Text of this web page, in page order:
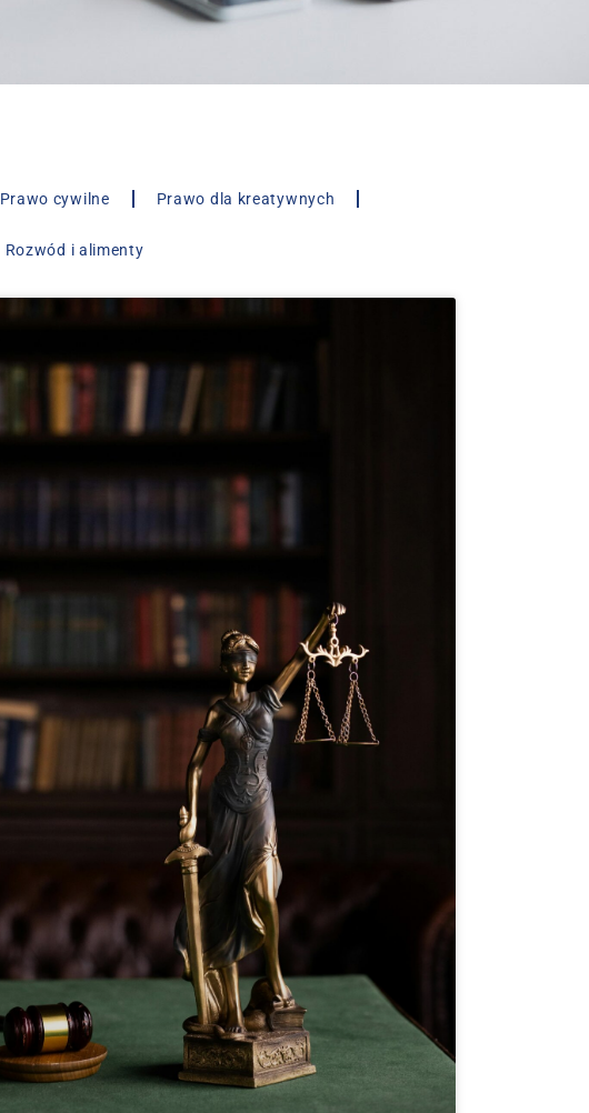
Prawo cywilne Prawo dla kreatywnych
Rozwód i alimenty